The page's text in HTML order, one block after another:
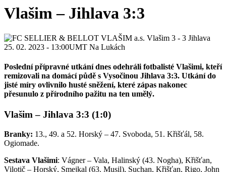
Vlašim – Jihlava 3:3
Vlašim 3 - 3 Jihlava
25. 02. 2023 - 13:00UMT Na Lukách
Poslední přípravné utkání dnes odehráli fotbalisté Vlašimi, kteří
remizovali na domácí půdě s Vysočinou Jihlava 3:3. Utkání do
jisté míry ovlivnilo husté sněžení, které zápas nakonec
přesunulo z přírodního pažitu na ten umělý.
Vlašim – Jihlava 3:3 (1:0)
Branky: 13., 49. a 52. Horský – 47. Svoboda, 51. Křišťál, 58.
Ogiomade.
Sestava Vlašimi: Vágner – Vala, Halinský (43. Nogha), Křišťan,
Vilotič – Horský, Smejkal (63. Musil), Suchan, Křišťan, Rigo, John